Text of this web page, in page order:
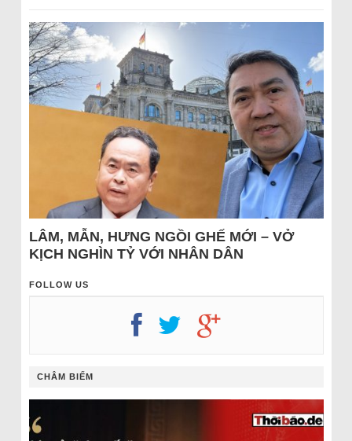
LÂM, MẪN, HƯNG NGỒI GHẾ MỚI – VỞ
KỊCH NGHÌN TỶ VỚI NHÂN DÂN
FOLLOW US
CHÂM BIẾM